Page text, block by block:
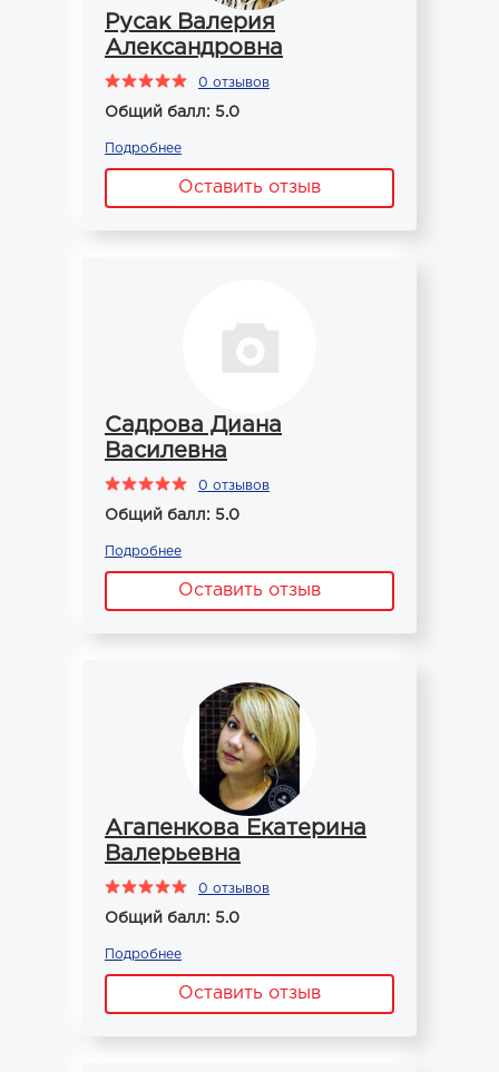
Русак Валерия
Александровна
0 отзывов
Общий балл: 5.0
Подробнее
Оставить отзыв
Садрова Диана
Василевна
0 отзывов
Общий балл: 5.0
Подробнее
Оставить отзыв
Агапенкова Екатерина
Валерьевна
0 отзывов
Общий балл: 5.0
Подробнее
Оставить отзыв